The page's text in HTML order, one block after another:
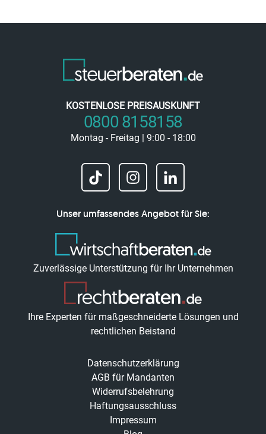
KOSTENLOSE PREISAUSKUNFT
0800 8158158
Montag - Freitag | 9:00 - 18:00
Unser umfassendes Angebot für Sie:
Zuverlässige Unterstützung für Ihr Unternehmen
Ihre Experten für maßgeschneiderte Lösungen und
rechtlichen Beistand
Datenschutzerklärung
AGB für Mandanten
Widerrufsbelehrung
Haftungsausschluss
Impressum